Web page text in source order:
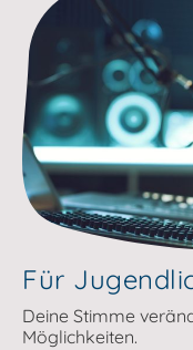
Für
Deine Stimme
Möglichkeiten.